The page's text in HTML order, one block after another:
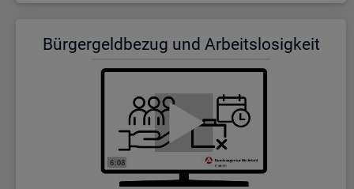
Bür­ger­geld­be­zug und Ar­beits­lo­sig­keit